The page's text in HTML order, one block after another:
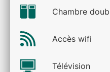
Chambre
Accès wifi
Télévision